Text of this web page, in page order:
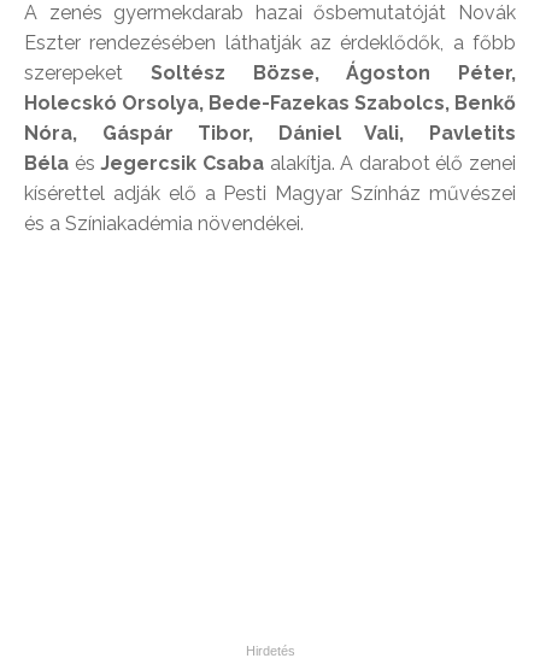
A zenés gyermekdarab hazai ősbemutatóját Novák
Eszter rendezésében láthatják az érdeklődők, a főbb
szerepeket Soltész Bözse, Ágoston Péter,
Holecskó Orsolya, Bede-Fazekas Szabolcs, Benkő
Nóra, Gáspár Tibor, Dániel Vali, Pavletits
Béla és Jegercsik Csabaalakítja. A darabot élő zenei
kísérettel adják elő a Pesti Magyar Színház művészei
és a Színiakadémia növendékei.